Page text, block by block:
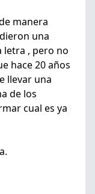
manera
una
letra , pero no
hace 20 años
llevar una
de los
cual es ya